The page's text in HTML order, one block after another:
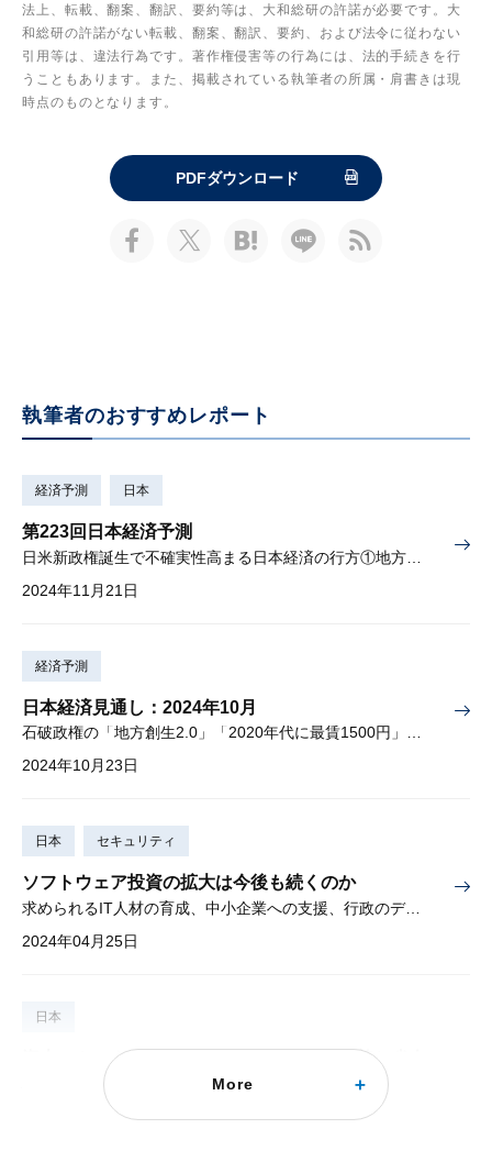
法上、転載、翻案、翻訳、要約等は、大和総研の許諾が必要です。大
和総研の許諾がない転載、翻案、翻訳、要約、および法令に従わない
引用等は、違法行為です。著作権侵害等の行為には、法的手続きを行
うこともあります。また、掲載されている執筆者の所属・肩書きは現
時点のものとなります。
PDFダウンロード
執筆者のおすすめレポート
経済予測 日本
第223回日本経済予測
2024年11月21日
経済予測
日本経済見通し：2024年10月
石破政権の「地方創生2.0」「2020年代に最賃1500円」は実現するか
2024年10月23日
日本 セキュリティ
ソフトウェア投資の拡大は今後も続くのか
求められるIT人材の育成、中小企業への支援、行政のデジタル化
2024年04月25日
日本
資本ストックの「量」「質」「偏在」の改善と省人
化投資で供給力強化を
費用対効果の高い設備投資とそのインパクト
More